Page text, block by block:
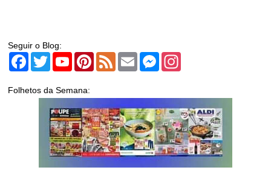
Seguir o Blog:
Facebook
TwitterYouTubePinterest
Feed Email Messenger
Folhetos da Semana: